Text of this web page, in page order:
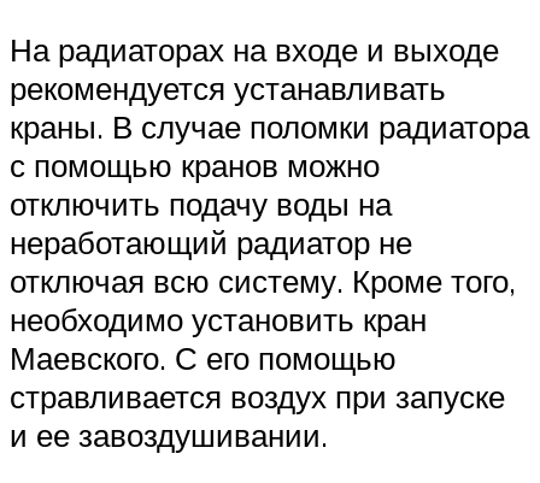
На радиаторах на входе и выходе
рекомендуется устанавливать
краны. В случае поломки радиатора
с помощью кранов можно
отключить подачу воды на
неработающий радиатор не
отключая всю систему. Кроме того,
необходимо установить кран
Маевского. С его помощью
стравливается воздух при запуске
и ее завоздушивании.